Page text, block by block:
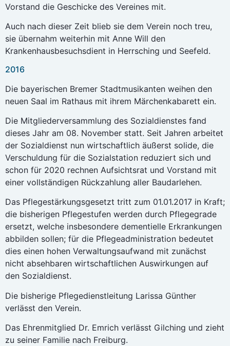
Vorstand die Geschicke des Vereines mit.
Auch nach dieser Zeit blieb sie dem Verein noch treu,
sie übernahm weiterhin mit Anne Will den
Krankenhausbesuchsdient in Herrsching und Seefeld.
2016
Die bayerischen Bremer Stadtmusikanten weihen den
neuen Saal im Rathaus mit ihrem Märchenkabarett ein.
Die Mitgliederversammlung des Sozialdienstes fand
dieses Jahr am 08. November statt. Seit Jahren arbeitet
der Sozialdienst nun wirtschaftlich äußerst solide, die
Verschuldung für die Sozialstation reduziert sich und
schon für 2020 rechnen Aufsichtsrat und Vorstand mit
einer vollständigen Rückzahlung aller Baudarlehen.
Das Pflegestärkungsgesetzt tritt zum 01.01.2017 in Kraft;
die bisherigen Pflegestufen werden durch Pflegegrade
ersetzt, welche insbesondere dementielle Erkrankungen
abbilden sollen; für die Pflegeadministration bedeutet
dies einen hohen Verwaltungsaufwand mit zunächst
nicht absehbaren wirtschaftlichen Auswirkungen auf
den Sozialdienst.
Die bisherige Pflegedienstleitung Larissa Günther
verlässt den Verein.
Das Ehrenmitglied Dr. Emrich verlässt Gilching und zieht
zu seiner Familie nach Freiburg.